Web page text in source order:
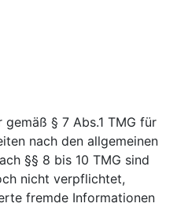
§ 7 Abs.1 TMG für
nach den allgemeinen
§§ 8 bis 10 TMG sind
nicht verpflichtet,
fremde Informationen